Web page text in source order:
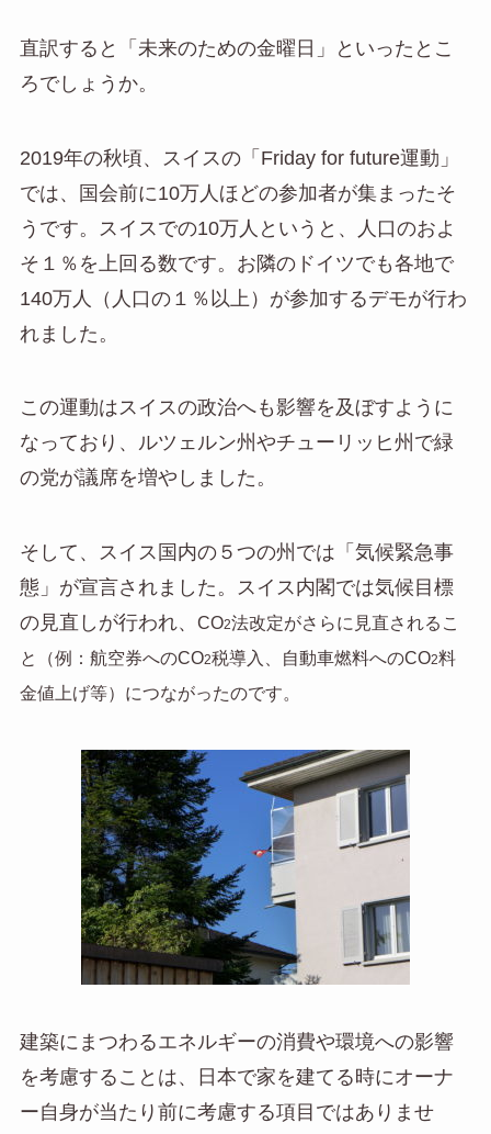
直訳すると「未来のための金曜日」といったとこ
ろでしょうか。
2019年の秋頃、スイスの「Friday for future運動」
では、国会前に10万人ほどの参加者が集まったそ
うです。スイスでの10万人というと、人口のおよ
そ１％を上回る数です。お隣のドイツでも各地で
140万人（人口の１％以上）が参加するデモが行わ
れました。
この運動はスイスの政治へも影響を及ぼすように
なっており、ルツェルン州やチューリッヒ州で緑
の党が議席を増やしました。
そして、スイス国内の５つの州では「気候緊急事
態」が宣言されました。スイス内閣では気候目標
の見直しが行われ、 CO2法改定がさらに見直されるこ
と（例：航空券へのCO2税導入、自動車燃料へのCO2料
金値上げ等）につながったのです。
建築にまつわるエネルギーの消費や環境への影響
を考慮することは、日本で家を建てる時にオーナ
ー自身が当たり前に考慮する項目ではありませ